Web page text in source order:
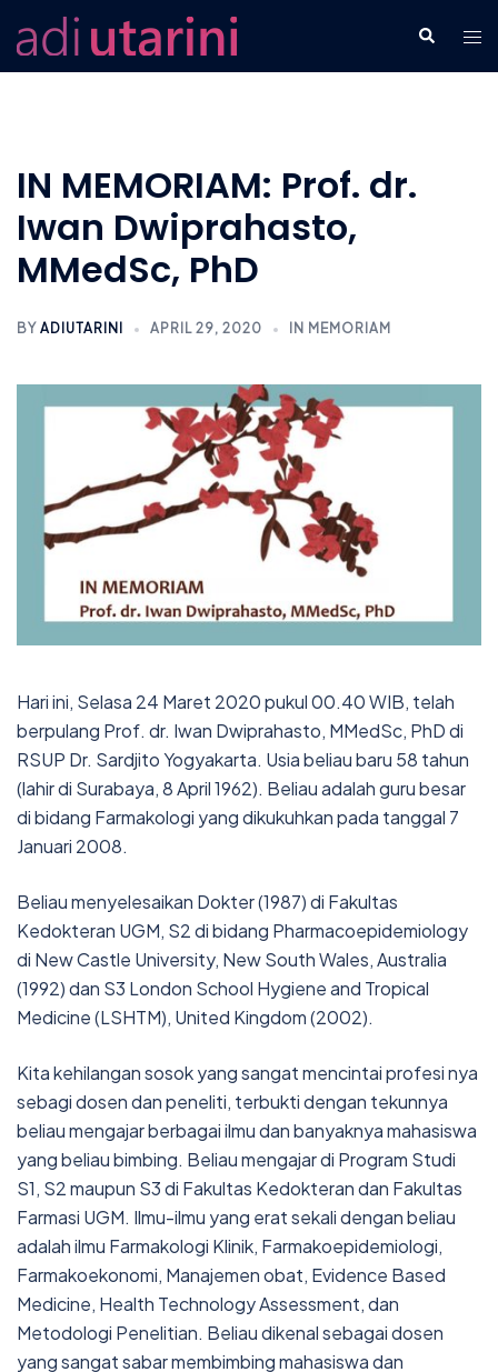
to
content
Search
IN MEMORIAM: Prof. dr.
Iwan Dwiprahasto,
MMedSc, PhD
BY ADIUTARINI APRIL 29, 2020 IN MEMORIAM
Hari ini, Selasa 24 Maret 2020 pukul 00.40 WIB, telah
berpulang Prof. dr. Iwan Dwiprahasto, MMedSc, PhD di
RSUP Dr. Sardjito Yogyakarta. Usia beliau baru 58 tahun
(lahir di Surabaya, 8 April 1962). Beliau adalah guru besar
di bidang Farmakologi yang dikukuhkan pada tanggal 7
Januari 2008.
Beliau menyelesaikan Dokter (1987) di Fakultas
Kedokteran UGM, S2 di bidang Pharmacoepidemiology
di New Castle University, New South Wales, Australia
(1992) dan S3 London School Hygiene and Tropical
Medicine (LSHTM), United Kingdom (2002).
Kita kehilangan sosok yang sangat mencintai profesi nya
sebagi dosen dan peneliti, terbukti dengan tekunnya
beliau mengajar berbagai ilmu dan banyaknya mahasiswa
yang beliau bimbing. Beliau mengajar di Program Studi
S1, S2 maupun S3 di Fakultas Kedokteran dan Fakultas
Farmasi UGM. Ilmu-ilmu yang erat sekali dengan beliau
adalah ilmu Farmakologi Klinik, Farmakoepidemiologi,
Farmakoekonomi, Manajemen obat, Evidence Based
Medicine, Health Technology Assessment, dan
Metodologi Penelitian. Beliau dikenal sebagai dosen
yang sangat sabar membimbing mahasiswa dan